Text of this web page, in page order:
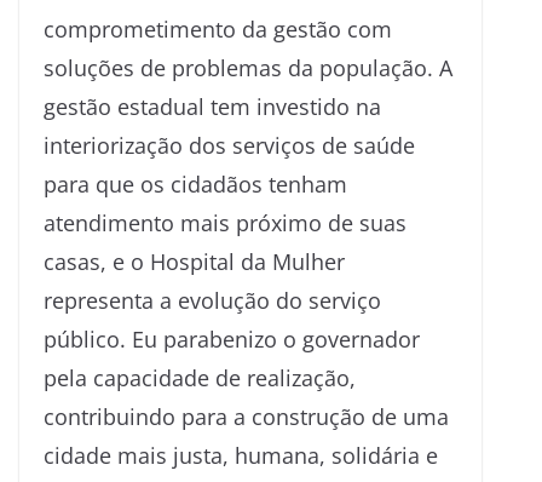
comprometimento da gestão com
soluções de problemas da população. A
gestão estadual tem investido na
interiorização dos serviços de saúde
para que os cidadãos tenham
atendimento mais próximo de suas
casas, e o Hospital da Mulher
representa a evolução do serviço
público. Eu parabenizo o governador
pela capacidade de realização,
contribuindo para a construção de uma
cidade mais justa, humana, solidária e